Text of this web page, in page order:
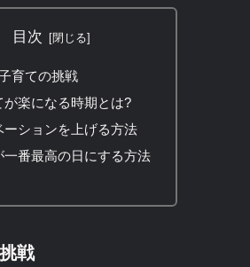
目次
育ての挑戦
が楽になる時期とは?
ーションを上げる方法
一番最高の日にする方法
戦